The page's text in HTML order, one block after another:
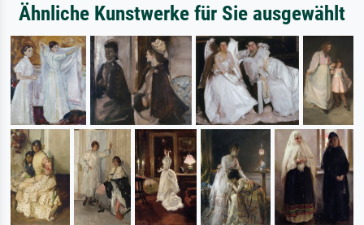
Ähnliche Kunstwerke für Sie ausgewählt